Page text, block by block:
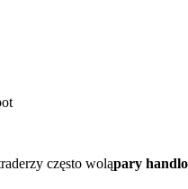
często woląpary